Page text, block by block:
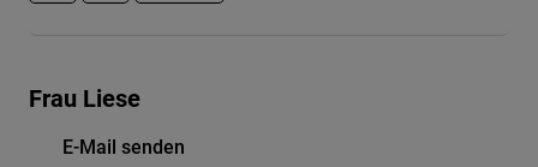
Frau Liese
E-Mail senden